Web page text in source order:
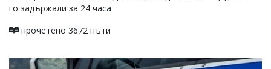
ни!
го задържали за 24 часа
прочетено 3672 пъти